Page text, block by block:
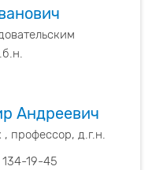
Андреевич
профессор, д.г.н.
19-45